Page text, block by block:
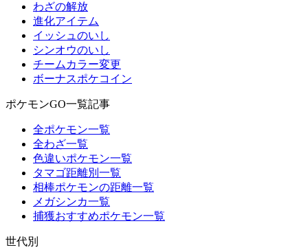
わざの解放
進化アイテム
イッシュのいし
シンオウのいし
チームカラー変更
ボーナスポケコイン
ポケモンGO一覧記事
全ポケモン一覧
全わざ一覧
色違いポケモン一覧
タマゴ距離別一覧
相棒ポケモンの距離一覧
メガシンカ一覧
捕獲おすすめポケモン一覧
世代別